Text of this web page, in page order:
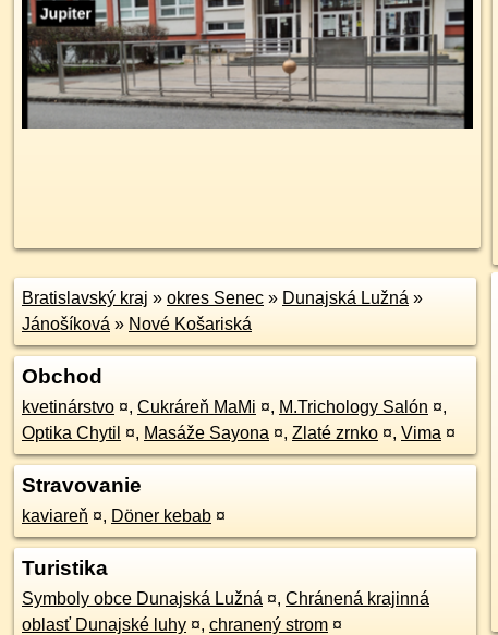
Bratislavský kraj » okres Senec » Dunajská Lužná »
Jánošíková » Nové Košariská
Obchod
kvetinárstvo ¤, Cukráreň MaMi ¤, M.Trichology Salón ¤,
Optika Chytil ¤, Masáže Sayona ¤, Zlaté zrnko ¤, Vima ¤
Stravovanie
kaviareň ¤, Döner kebab ¤
Turistika
Symboly obce Dunajská Lužná ¤, Chránená krajinná
oblasť Dunajské luhy ¤, chranený strom ¤